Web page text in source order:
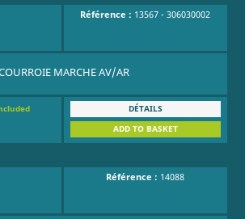
Référence : 13567 - 306030002
MARCHE AV/AR
DÉTAILS
ADD TO BASKET
Référence : 14088